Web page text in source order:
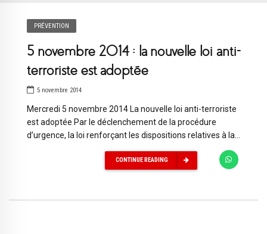
PRÉVENTION
5 novembre 2014 : la nouvelle loi anti-
terroriste est adoptée
5 novembre 2014
Mercredi 5 novembre 2014 La nouvelle loi anti-terroriste
est adoptée Par le déclenchement de la procédure
d’urgence, la loi renforçant les dispositions relatives à la...
CONTINUE READING